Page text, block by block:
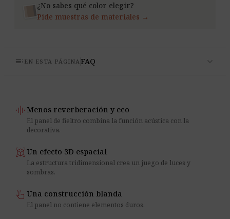
¿No sabes qué color elegir?
Pide muestras de materiales →
toc EN ESTA PÁGINA FAQ expand_more
graphic_eq Menos reverberación y eco
El panel de fieltro combina la función acústica con la
decorativa.
view_in_ar Un efecto 3D espacial
La estructura tridimensional crea un juego de luces y
sombras.
touch_app Una construcción blanda
El panel no contiene elementos duros.